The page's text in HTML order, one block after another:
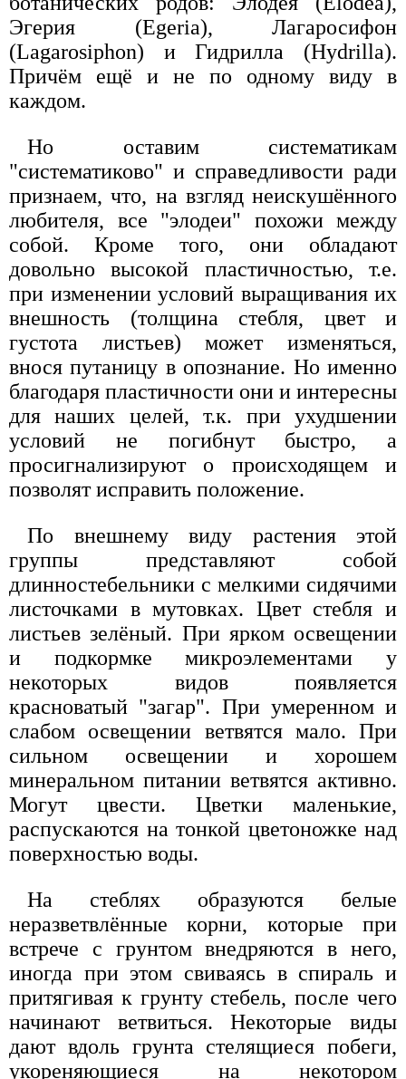
Эгерия (Egeria), Лагаросифон
(Lagarosiphon) и Гидрилла (Hydrilla).
Причём ещё и не по одному виду в
каждом.
Но оставим систематикам
"систематиково" и справедливости ради
признаем, что, на взгляд неискушённого
любителя, все "элодеи" похожи между
собой. Кроме того, они обладают
довольно высокой пластичностью, т.е.
при изменении условий выращивания их
внешность (толщина стебля, цвет и
густота листьев) может изменяться,
внося путаницу в опознание. Но именно
благодаря пластичности они и интересны
для наших целей, т.к. при ухудшении
условий не погибнут быстро, а
просигнализируют о происходящем и
позволят исправить положение.
По внешнему виду растения этой
группы представляют собой
длинностебельники с мелкими сидячими
листочками в мутовках. Цвет стебля и
листьев зелёный. При ярком освещении
и подкормке микроэлементами у
некоторых видов появляется
красноватый "загар". При умеренном и
слабом освещении ветвятся мало. При
сильном освещении и хорошем
минеральном питании ветвятся активно.
Могут цвести. Цветки маленькие,
распускаются на тонкой цветоножке над
поверхностью воды.
На стеблях образуются белые
неразветвлённые корни, которые при
встрече с грунтом внедряются в него,
иногда при этом свиваясь в спираль и
притягивая к грунту стебель, после чего
начинают ветвиться. Некоторые виды
дают вдоль грунта стелящиеся побеги,
укореняющиеся на некотором